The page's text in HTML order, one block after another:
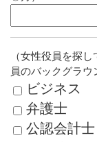
（女性役員を探
員のバックグラウ
ビジネス
弁護士
公認会計士